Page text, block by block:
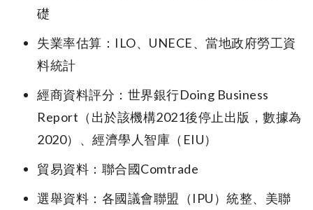
礎
失業率估算：ILO、UNECE、當地政府勞工資
料統計
經商資料評分：世界銀行Doing Business
Report（出於該機構2021後停止出版，數據為
2020）、經濟學人智庫（EIU）
貿易資料：聯合國Comtrade
選舉資料：各國議會聯盟（IPU）統整、美聯